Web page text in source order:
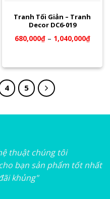
Tranh Tối Giản – Tranh
Decor DC6-019
680,000₫– 1,040,000₫
4 5
thuật chúng tôi
bạn sản phẩm tốt nhất
khủng"